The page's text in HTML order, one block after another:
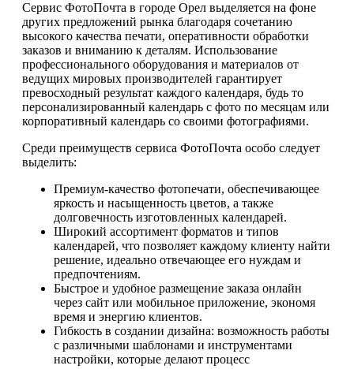
Сервис ФотоПочта в городе Орел выделяется на фоне
других предложений рынка благодаря сочетанию
высокого качества печати, оперативности обработки
заказов и вниманию к деталям. Использование
профессионального оборудования и материалов от
ведущих мировых производителей гарантирует
превосходный результат каждого календаря, будь то
персонализированный календарь с фото по месяцам или
корпоративный календарь со своими фотографиями.
Среди преимуществ сервиса ФотоПочта особо следует
выделить:
Премиум-качество фотопечати, обеспечивающее
яркость и насыщенность цветов, а также
долговечность изготовленных календарей.
Широкий ассортимент форматов и типов
календарей, что позволяет каждому клиенту найти
решение, идеально отвечающее его нуждам и
предпочтениям.
Быстрое и удобное размещение заказа онлайн
через сайт или мобильное приложение, экономя
время и энергию клиентов.
Гибкость в создании дизайна: возможность работы
с различными шаблонами и инструментами
настройки, которые делают процесс